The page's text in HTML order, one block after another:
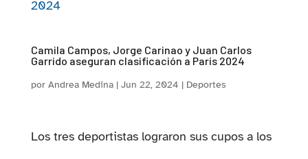
Camila Campos, Jorge Carinao y Juan Carlos
Garrido aseguran clasificación a París 2024
por Andrea Medina| Jun 22, 2024 | Deportes
Los tres deportistas lograron sus cupos a los